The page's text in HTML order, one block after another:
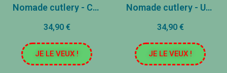
Nomade cutlery - Country
34,90 €
JE LE VEUX !
Nomade cutlery - Ukiyo-e
34,90 €
JE LE VEUX !